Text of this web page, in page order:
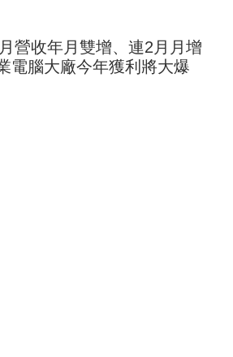
營收年月雙增、連2月月增
電腦大廠今年獲利將大爆